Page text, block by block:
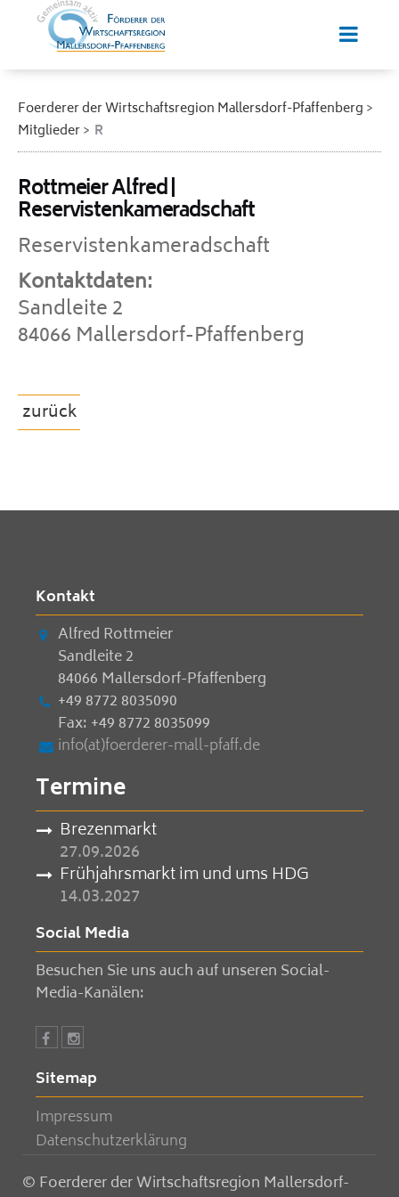
Foerderer der Wirtschaftsregion Mallersdorf-Pfaffenberg
Mitglieder
R
Rottmeier Alfred |
Reservistenkameradschaft
Reservistenkameradschaft
Kontaktdaten:
Sandleite 2
84066 Mallersdorf-Pfaffenberg
zurück
Kontakt
Alfred Rottmeier
Sandleite 2
84066 Mallersdorf-Pfaffenberg
+49 8772 8035090
Fax: +49 8772 8035099
info(at)foerderer-mall-pfaff.de
Termine
Brezenmarkt
27.09.2026
Frühjahrsmarkt im und ums HDG
14.03.2027
Social Media
Besuchen Sie uns auch auf unseren Social-
Media-Kanälen:
Sitemap
Impressum
Datenschutzerklärung
© Foerderer der Wirtschaftsregion Mallersdorf-